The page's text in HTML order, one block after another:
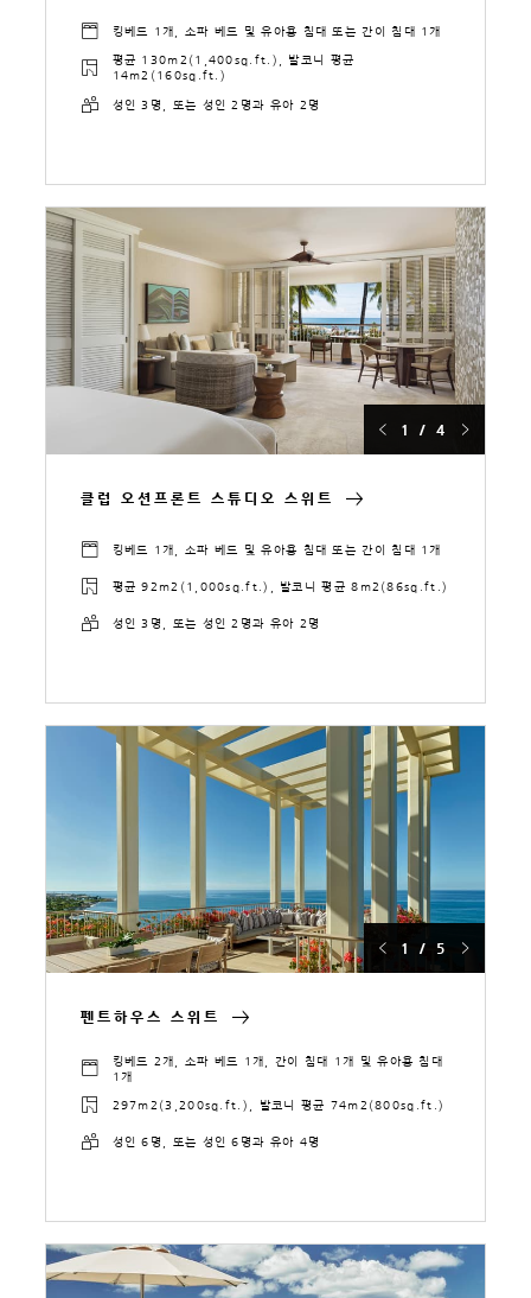
킹베드 1개, 소파 베드 및 유아용 침대 또는 간이 침대 1개
평균 130m2(1,400sq.ft.), 발코니 평균
14m2(160sq.ft.)
성인 3명, 또는 성인 2명과 유아 2명
1 / 4
클럽 오션프론트 스튜디오 스위트
킹베드 1개, 소파 베드 및 유아용 침대 또는 간이 침대 1개
평균 92m2(1,000sq.ft.), 발코니 평균 8m2(86sq.ft.)
성인 3명, 또는 성인 2명과 유아 2명
1 / 5
펜트하우스 스위트
킹베드 2개, 소파 베드 1개, 간이 침대 1개 및 유아용 침대
1개
297m2(3,200sq.ft.), 발코니 평균 74m2(800sq.ft.)
성인 6명, 또는 성인 6명과 유아 4명